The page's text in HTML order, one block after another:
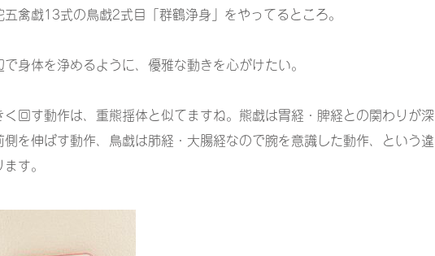
五禽戯13式の鳥戯2式目「群鶴浄身」をやってるところ。
身体を浄めるように、優雅な動きを心がけたい。
く回す動作は、重熊揺体と似てますね。熊戯は胃経・脾経との関わりが深
側を伸ばす動作、鳥戯は肺経・大腸経なので腕を意識した動作、という違
す。